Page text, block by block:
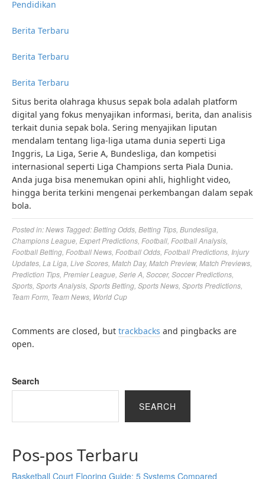
Pendidikan
Berita Terbaru
Berita Terbaru
Berita Terbaru
Situs berita olahraga khusus sepak bola adalah platform
digital yang fokus menyajikan informasi, berita, dan analisis
terkait dunia sepak bola. Sering menyajikan liputan
mendalam tentang liga-liga utama dunia seperti Liga
Inggris, La Liga, Serie A, Bundesliga, dan kompetisi
internasional seperti Liga Champions serta Piala Dunia.
Anda juga bisa menemukan opini ahli, highlight video,
hingga berita terkini mengenai perkembangan dalam sepak
bola.
Posted in:News Tagged:Betting Odds Betting Tips Bundesliga
Champions League Expert Predictions Football Football Analysis
Football Betting Football News Football Odds Football Predictions Injury
Updates La Liga Live Scores Match Day, Match Preview, Match Previews
Prediction Tips Premier League Serie A Soccer, Soccer Predictions
Sports Sports Analysis Sports Betting Sports News Sports Predictions
Team Form Team News World Cup
Comments are closed, but trackbacks and pingbacks are
open.
Search
SEARCH
Pos-pos Terbaru
Basketball Court Flooring Guide: 5 Systems Compared